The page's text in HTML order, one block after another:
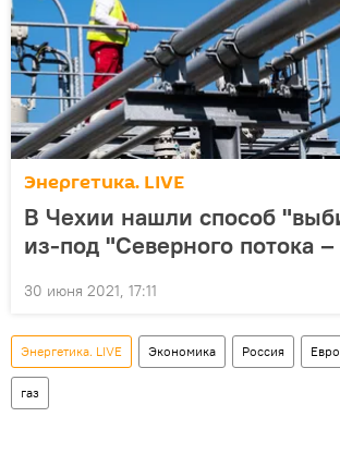
Энергетика. LIVE
В Чехии нашли способ
из-под "Северного потока
30 июня 2021, 17:11
Энергетика. LIVE Экономика Россия
газ